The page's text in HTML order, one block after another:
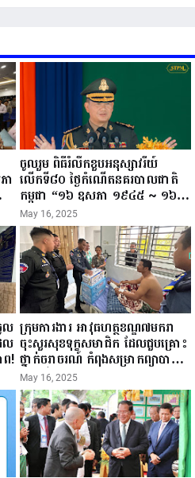
ា
ចូលរួម ពិធីរំលឹកខួបអនុស្សាវរីយ៍
លើកទី៨០ ថ្ងៃកំណើតនគរបាលជាតិ
កម្ពុជា “១៦ ឧសភា ១៩៤៥ ~ ១៦
ឧសភា ២០២៥”...
May 16, 2025
ល
ល
!
ក្រុមការងារ អាវុធហត្ថខណ្ឌ៧មករា
ចុះសួរសុខទុក្ខសមាជិក ដែលជួបគ្រោះ
ថ្នាក់ចរាចរណ៍ កំពុងសម្រាកព្យាបាល
នៅមន្ទីរពេទ្យ!
May 16, 2025